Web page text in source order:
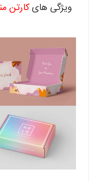
ویژگی هایکارتن